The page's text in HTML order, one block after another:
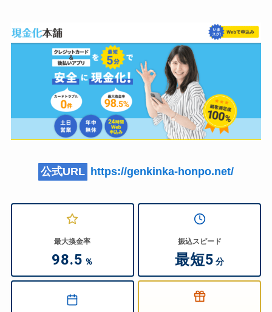
公式URL https://genkinka-honpo.net/
最大換金率
98.5 ％
振込スピード
最短5 分